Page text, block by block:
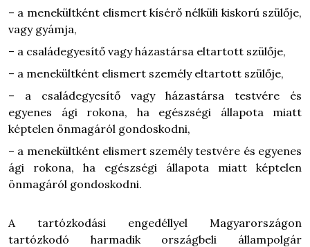
– a menekültként elismert kísérő nélküli kiskorú szülője,
vagy gyámja,
– a családegyesítő vagy házastársa eltartott szülője,
– a menekültként elismert személy eltartott szülője,
– a családegyesítő vagy házastársa testvére és
egyenes ági rokona, ha egészségi állapota miatt
képtelen önmagáról gondoskodni,
– a menekültként elismert személy testvére és egyenes
ági rokona, ha egészségi állapota miatt képtelen
önmagáról gondoskodni.
A tartózkodási engedéllyel Magyarországon
tartózkodó harmadik országbeli állampolgár